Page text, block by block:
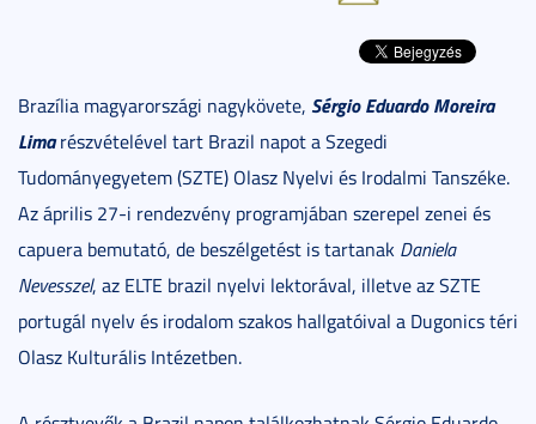
Brazília magyarországi nagykövete, Sérgio Eduardo Moreira
Limarészvételével tart Brazil napot a Szegedi
Tudományegyetem (SZTE) Olasz Nyelvi és Irodalmi Tanszéke.
Az április 27-i rendezvény programjában szerepel zenei és
capuera bemutató, de beszélgetést is tartanak Daniela
Nevesszel, az ELTE brazil nyelvi lektorával, illetve az SZTE
portugál nyelv és irodalom szakos hallgatóival a Dugonics téri
Olasz Kulturális Intézetben.